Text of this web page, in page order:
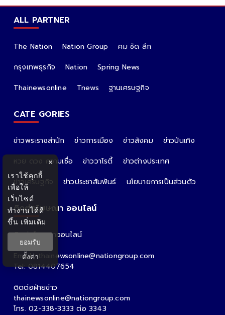
ALL PARTNER
The Nation Nation Group
คม ชัด ลึก
กรุงเทพธุรกิจ
Nation
Spring News
Thainewsonline
Tnews ฐานเศรษฐกิจ
CATE GORIES
ข่าวพระราชสำนัก ข่าวการเมือง ข่าวสังคม
ข่าวบันเทิง
หวย ดวง ความเชื่อ
ข่าววาไรตี้
ข่าวต่างประเทศ
ข่าวเศรษฐกิจ
ข่าวประชาสัมพันธ์ นโยบายการเป็นส่วนตัว
ติดต่อโฆษณา ออนไลน์
ติดต่อโฆษณาออนไลน์
คุณอ้อ
Email : thainewsonline@nationgroup.com
Tel: 0814407654
ติดต่อฝ่ายข่าว
thainewsonline@nationgroup.com
โทร. 02-338-3333 ต่อ 3343
×
เราใช้คุกกี้
เพื่อให้
เว็บไซต์
ทำงานได้ดี
ขึ้น เพิ่มเติม
ยอมรับ
ตั้งค่า